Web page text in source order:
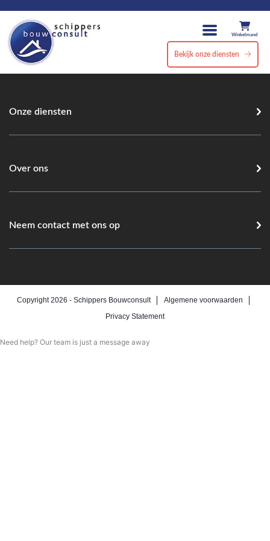
Winkelmand
Bekijk onze diensten
Onze diensten
Over ons
Neem contact met ons op
Copyright 2026 - Schippers Bouwconsult
Algemene voorwaarden
Privacy Statement
Need help? Our team is just a message away